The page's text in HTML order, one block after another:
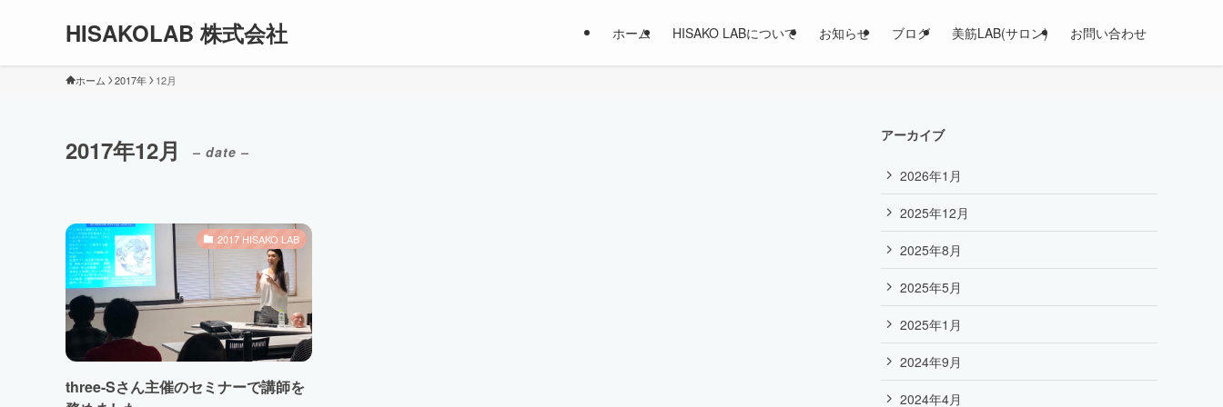
HISAKOLAB 株式会社 ホーム HISAKO LABについて お知らせ ブログ 美筋LAB(サロン) お問い合わせ
ホーム 2017年 12月
2017年12月 – date –
2017 HISAKO LAB
three-Sさん主催のセミナーで講師を
アーカイブ
2026年1月
2025年12月
2025年8月
2025年5月
2025年1月
2024年9月
2024年4月